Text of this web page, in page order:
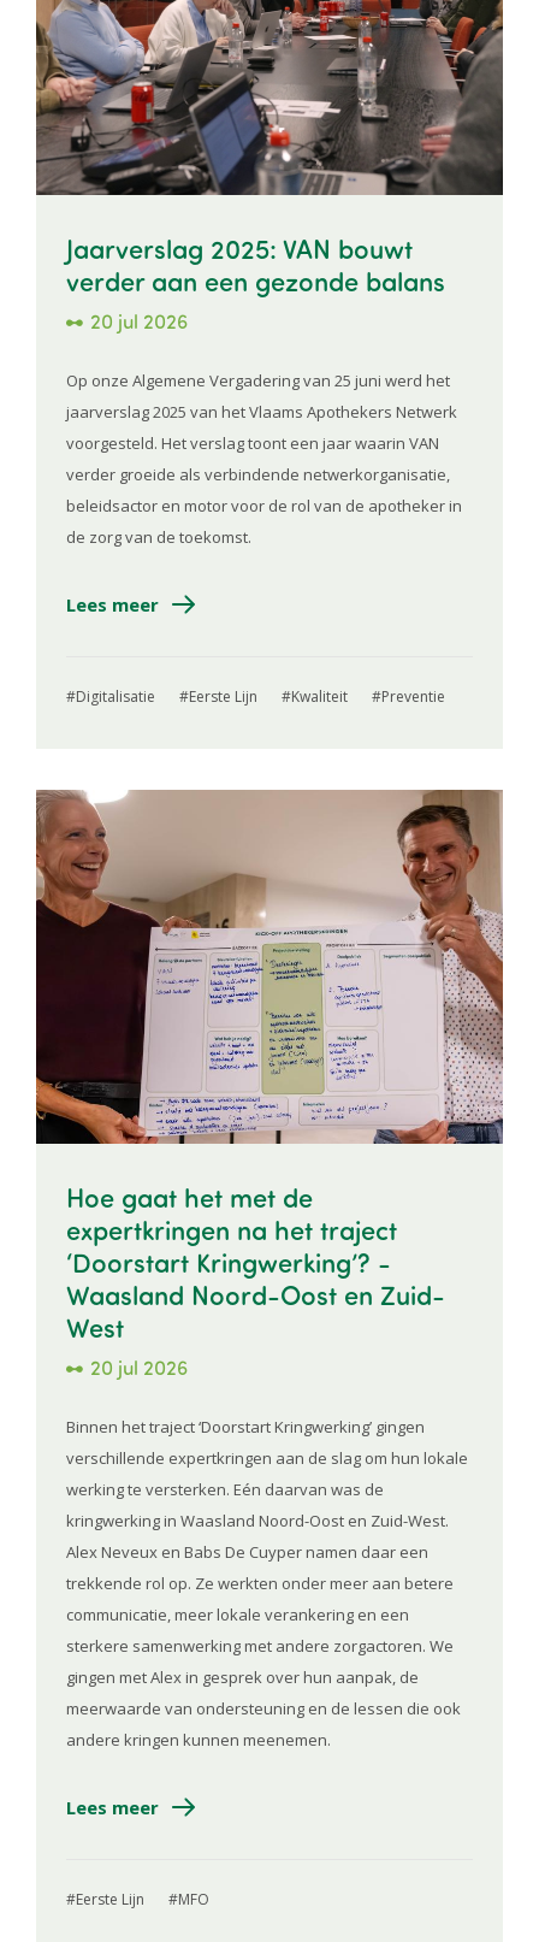
Jaarverslag 2025: VAN bouwt
verder aan een gezonde balans
20 jul 2026
Op onze Algemene Vergadering van 25 juni werd het
jaarverslag 2025 van het Vlaams Apothekers Netwerk
voorgesteld. Het verslag toont een jaar waarin VAN
verder groeide als verbindende netwerkorganisatie,
beleidsactor en motor voor de rol van de apotheker in
de zorg van de toekomst.
Lees meer
Digitalisatie Eerste Lijn Kwaliteit Preventie
Image
Hoe gaat het met de
expertkringen na het traject
‘Doorstart Kringwerking’? -
Waasland Noord-Oost en Zuid-
West
20 jul 2026
Binnen het traject ‘Doorstart Kringwerking’ gingen
verschillende expertkringen aan de slag om hun lokale
werking te versterken. Eén daarvan was de
kringwerking in Waasland Noord-Oost en Zuid-West.
Alex Neveux en Babs De Cuyper namen daar een
trekkende rol op. Ze werkten onder meer aan betere
communicatie, meer lokale verankering en een
sterkere samenwerking met andere zorgactoren. We
gingen met Alex in gesprek over hun aanpak, de
meerwaarde van ondersteuning en de lessen die ook
andere kringen kunnen meenemen.
Lees meer
Eerste Lijn MFO